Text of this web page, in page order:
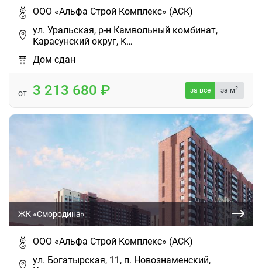
ООО «Альфа Строй Комплекс» (АСК)
ул. Уральская, р-н Камвольный комбинат,
Карасунский округ, К…
Дом сдан
от 3 213 680 за все за м2
ЖК «Смородина»
ООО «Альфа Строй Комплекс» (АСК)
ул. Богатырская, 11, п. Новознаменский,